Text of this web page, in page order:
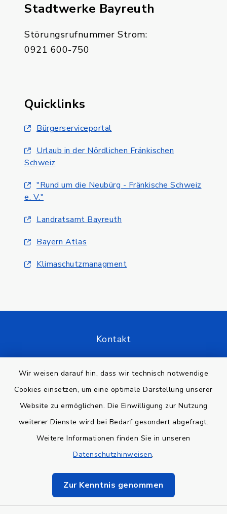
Wir weisen darauf hin, dass wir technisch notwendige
Cookies einsetzen, um eine optimale Darstellung unserer
Website zu ermöglichen. Die Einwilligung zur Nutzung
weiterer Dienste wird bei Bedarf gesondert abgefragt.
Weitere Informationen finden Sie in unseren
Datenschutzhinweisen.
Zur Kenntnis genommen
Stadtwerke Bayreuth
Störungsrufnummer Strom:
0921 600-750
Quicklinks
Bürgerserviceportal
Urlaub in der Nördlichen Fränkischen
Schweiz
"Rund um die Neubürg - Fränkische Schweiz
e. V."
Landratsamt Bayreuth
Bayern Atlas
Klimaschutzmanagment
Kontakt
Datenschutz
Impressum
Sitemap
Cookie-Einstellungen